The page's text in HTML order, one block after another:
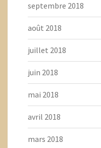
septembre 2018
août 2018
juillet 2018
juin 2018
mai 2018
avril 2018
mars 2018